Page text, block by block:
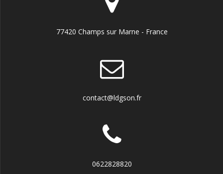
77420 Champs sur Marne - France
contact@ldgson.fr
0622828820